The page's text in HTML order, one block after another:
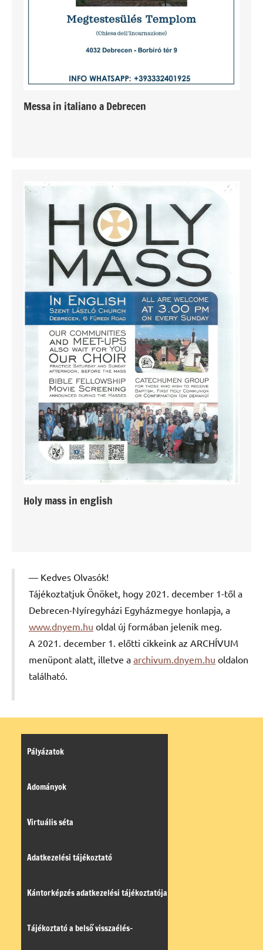
Messa in italiano a Debrecen
Holy mass in english
Kedves Olvasók!
Tájékoztatjuk Önöket, hogy 2021. december 1-től a
Debrecen-Nyíregyházi Egyházmegye honlapja, a
www.dnyem.hu oldal új formában jelenik meg.
A 2021. december 1. előtti cikkeink az ARCHÍVUM
menüpont alatt, illetve a archivum.dnyem.hu oldalon
található.
Pályázatok
Adományok
Virtuális séta
Adatkezelési tájékoztató
Kántorképzés adatkezelési tájékoztatója
Tájékoztató a belső visszaélés-